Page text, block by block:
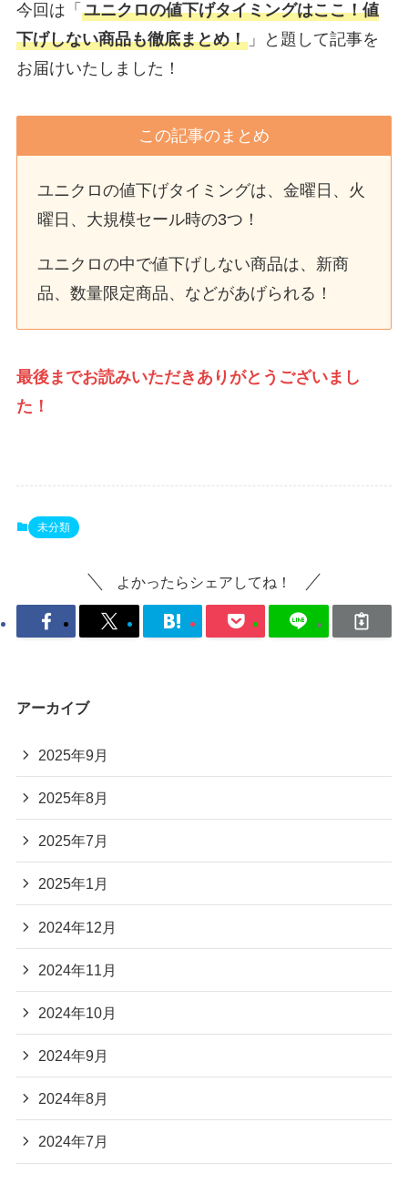
今回は「 ユニクロの値下げタイミングはここ！値
下げしない商品も徹底まとめ！」と題して記事を
お届けいたしました！
この記事のまとめ
ユニクロの値下げタイミングは、金曜日、火
曜日、大規模セール時の3つ！
ユニクロの中で値下げしない商品は、新商
品、数量限定商品、などがあげられる！
最後までお読みいただきありがとうございまし
た！
未分類
よかったらシェアしてね！
アーカイブ
2025年9月
2025年8月
2025年7月
2025年1月
2024年12月
2024年11月
2024年10月
2024年9月
2024年8月
2024年7月